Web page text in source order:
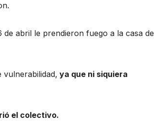
abril le prendieron fuego a la casa de
vulnerabilidad, ya que ni siquiera
el colectivo.